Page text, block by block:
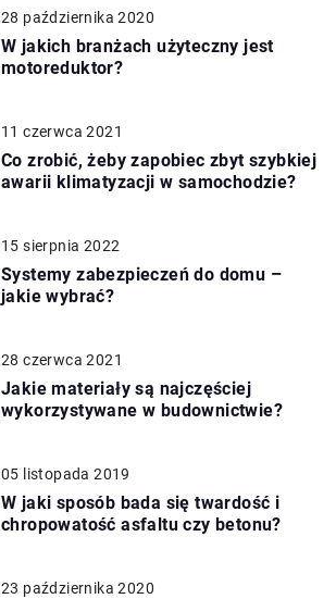
28 października 2020
W jakich branżach użyteczny jest
motoreduktor?
11 czerwca 2021
Co zrobić, żeby zapobiec zbyt szybkiej
awarii klimatyzacji w samochodzie?
15 sierpnia 2022
Systemy zabezpieczeń do domu –
jakie wybrać?
28 czerwca 2021
Jakie materiały są najczęściej
wykorzystywane w budownictwie?
05 listopada 2019
W jaki sposób bada się twardość i
chropowatość asfaltu czy betonu?
23 października 2020